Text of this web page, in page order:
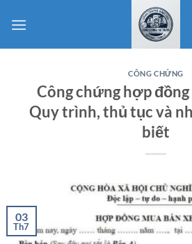
qua
CÔNG CHỨNG
Công chứng hợp đồng
Quy trình, thủ tục và
biết
03
Th7